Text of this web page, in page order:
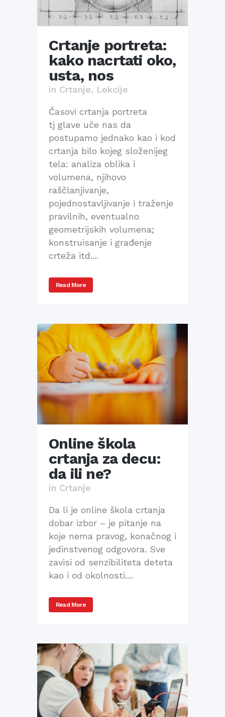
Crtanje portreta:
kako nacrtati oko,
usta, nos
in Crtanje, Lekcije
Časovi crtanja portreta
tj glave uče nas da
postupamo jednako kao i kod
crtanja bilo kojeg složenijeg
tela: analiza oblika i
volumena, njihovo
raščlanjivanje,
pojednostavljivanje i traženje
pravilnih, eventualno
geometrijskih volumena;
konstruisanje i građenje
crteža itd....
Read More
Online škola
crtanja za decu:
da ili ne?
in Crtanje
Da li je online škola crtanja
dobar izbor – je pitanje na
koje nema pravog, konačnog i
jedinstvenog odgovora. Sve
zavisi od senzibiliteta deteta
kao i od okolnosti....
Read More